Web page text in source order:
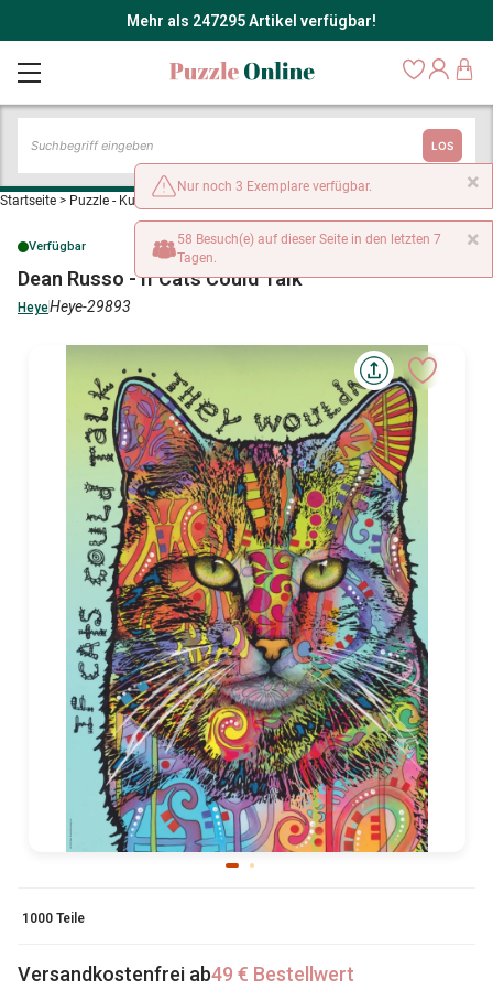
Mehr als 247295 Artikel verfügbar!
LOS
Startseite > Puzzle - Kunst >Dean Russo - If Cats Could Talk
Verfügbar
Dean Russo - If Cats Could Talk
HeyeHeye-29893
1000 Teile
Versandkostenfrei ab49 € Bestellwert
×
Nur noch 3 Exemplare verfügbar.
×
58 Besuch(e) auf dieser Seite in den letzten 7
Tagen.